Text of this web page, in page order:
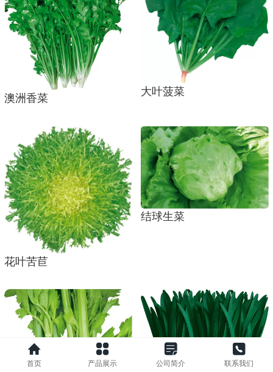
澳洲香菜
大叶菠菜
花叶苦苣
结球生菜
首页 产品展示 公司简介 联系我们